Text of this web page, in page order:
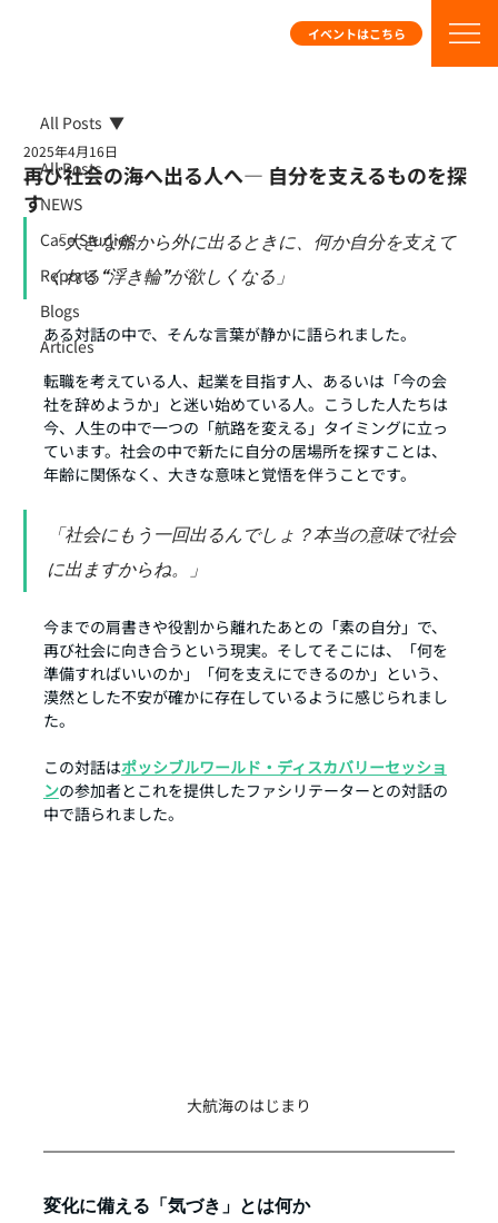
イベントはこちら
All Posts
NEWS
Case Studies
Reports
Blogs
Articles
All Posts
再び社会の海へ出る人へ― 自分を支えるものを探
す
2025年4月16日
「大きな船から外に出るときに、何か自分を支えて
くれる“浮き輪”が欲しくなる」
ある対話の中で、そんな言葉が静かに語られました。
転職を考えている人、起業を目指す人、あるいは「今の会
社を辞めようか」と迷い始めている人。こうした人たちは
今、人生の中で一つの「航路を変える」タイミングに立っ
ています。社会の中で新たに自分の居場所を探すことは、
年齢に関係なく、大きな意味と覚悟を伴うことです。
「社会にもう一回出るんでしょ？本当の意味で社会
に出ますからね。」
今までの肩書きや役割から離れたあとの「素の自分」で、
再び社会に向き合うという現実。そしてそこには、「何を
準備すればいいのか」「何を支えにできるのか」という、
漠然とした不安が確かに存在しているように感じられまし
た。
この対話はポッシブルワールド・ディスカバリーセッショ
ンの参加者とこれを提供したファシリテーターとの対話の
中で語られました。
大航海のはじまり
変化に備える「気づき」とは何か